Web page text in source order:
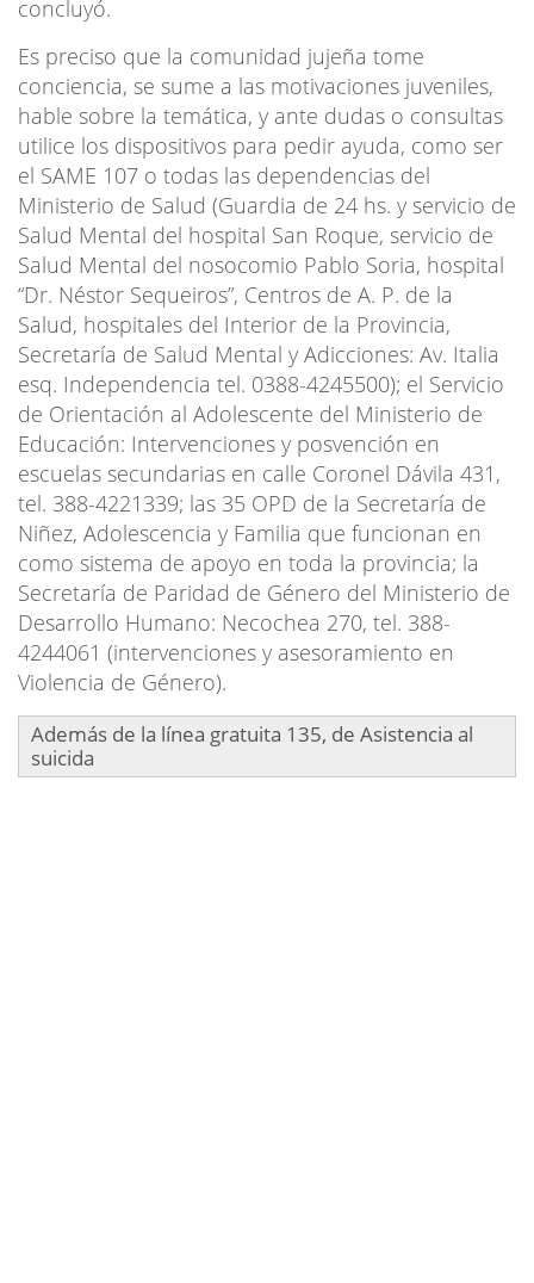
concluyó.
Es preciso que la comunidad jujeña tome
conciencia, se sume a las motivaciones juveniles,
hable sobre la temática, y ante dudas o consultas
utilice los dispositivos para pedir ayuda, como ser
el SAME 107 o todas las dependencias del
Ministerio de Salud (Guardia de 24 hs. y servicio de
Salud Mental del hospital San Roque, servicio de
Salud Mental del nosocomio Pablo Soria, hospital
“Dr. Néstor Sequeiros”, Centros de A. P. de la
Salud, hospitales del Interior de la Provincia,
Secretaría de Salud Mental y Adicciones: Av. Italia
esq. Independencia tel. 0388-4245500); el Servicio
de Orientación al Adolescente del Ministerio de
Educación: Intervenciones y posvención en
escuelas secundarias en calle Coronel Dávila 431,
tel. 388-4221339; las 35 OPD de la Secretaría de
Niñez, Adolescencia y Familia que funcionan en
como sistema de apoyo en toda la provincia; la
Secretaría de Paridad de Género del Ministerio de
Desarrollo Humano: Necochea 270, tel. 388-
4244061 (intervenciones y asesoramiento en
Violencia de Género).
Además de la línea gratuita 135, de Asistencia al
suicida